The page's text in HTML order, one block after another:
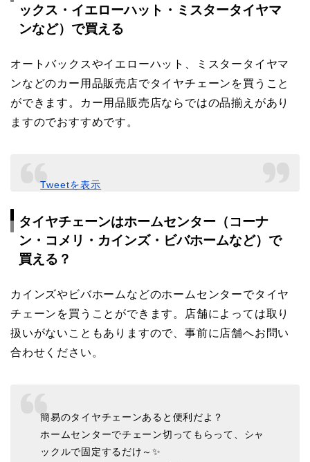
ックス・イエローハット・ミスタータイヤマ
ンなど）で買える
オートバックスやイエローハット、ミスタータイヤマ
ンなどのカー用品販売店でタイヤチェーンを買うこと
ができます。カー用品販売店ならではの品揃えがあり
ますのでおすすめです。
Tweetを表示
タイヤチェーンはホームセンター（コーナ
ン・コメリ・カインズ・ビバホームなど）で
買える？
カインズやビバホームなどのホームセンターでタイヤ
チェーンを買うことができます。店舗によっては取り
扱いがないこともありますので、事前に店舗へお問い
合わせください。
簡易のタイヤチェーンあると便利だよ？
ホームセンターでチェーン切ってもらって、シャ
ックルで固定するだけ～✨